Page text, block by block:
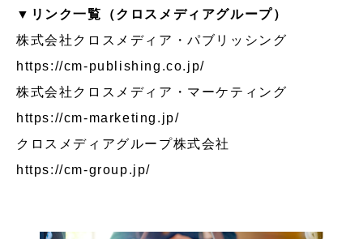
▼リンク一覧（クロスメディアグループ）
株式会社クロスメディア・パブリッシング
https://cm-publishing.co.jp/
株式会社クロスメディア・マーケティング
https://cm-marketing.jp/
クロスメディアグループ株式会社
https://cm-group.jp/